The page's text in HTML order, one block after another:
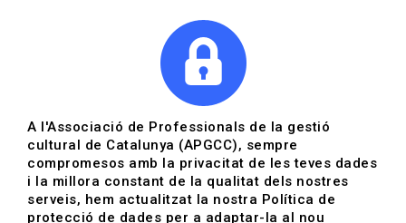
Actualitza't
Vols estar al dia?
HOME / BLOG
A l'Associació de Professionals de la gestió
cultural de Catalunya (APGCC), sempre
compromesos amb la privacitat de les teves dades
i la millora constant de la qualitat dels nostres
serveis, hem actualitzat la nostra Política de
protecció de dades per a adaptar-la al nou